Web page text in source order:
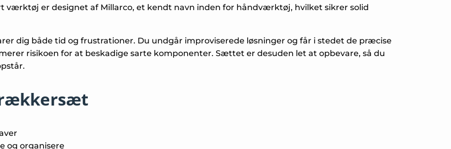
værktøj er designet af Millarco, et kendt navn inden for håndværktøj, hvilket sikrer solid
dig både tid og frustrationer. Du undgår improviserede løsninger og får i stedet de præcise
risikoen for at beskadige sarte komponenter. Sættet er desuden let at opbevare, så du
og organisere